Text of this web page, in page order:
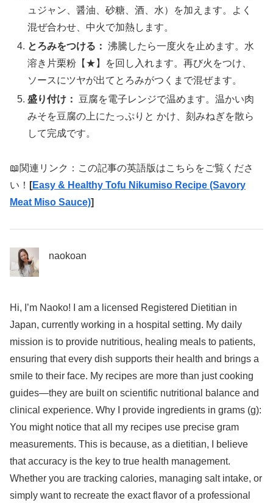
ュジャン、醤油、砂糖、酒、水）を加えます。よく
混ぜ合わせ、中火で加熱します。
とろみをつける： 沸騰したら一度火を止めます。水
溶き片栗粉【★】を回し入れます。再び火をつけ、
ソースにツヤが出てとろみがつくまで混ぜます。
盛り付け： 豆腐を電子レンジで温めます。温かい肉
みそを豆腐の上にたっぷりと かけ、刻みねぎを散ら
して完成です。
📖関連リンク：この記事の英語版はこちらをご覧くださ
い！ [Easy & Healthy Tofu Nikumiso Recipe (Savory
Meat Miso Sauce)]
naokoan
Hi, I’m Naoko! I am a licensed Registered Dietitian in
Japan, currently working in a hospital setting. My daily
mission is to provide nutritious, healing meals to patients,
ensuring that every dish supports their health and brings a
smile to their face. My recipes are more than just cooking
guides—they are built on scientific nutritional balance and
clinical experience. Why I provide ingredients in grams (g):
You might notice that all my recipes use precise gram
measurements. This is because, as a dietitian, I believe
that accuracy is the key to true health management.
Whether you are tracking calories, managing salt intake, or
simply want to recreate the exact flavor of a professional